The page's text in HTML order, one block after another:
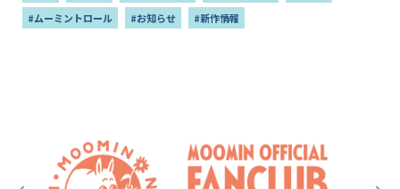
#ムーミントロール
#お知らせ #新作情報